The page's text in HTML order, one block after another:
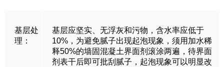
基层处
理：
基层应坚实、无浮灰和污物，含水率应低于
10%，为避免腻子出现起泡现象，须用加水稀
释50%的墙固混凝土界面剂滚涂两遍，待界面
剂表干后即可批刮腻子，起泡现象可以明显改